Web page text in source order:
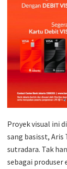
Proyek visual ini
sang basisst, Aris
sutradara. Tak
sebagai produser